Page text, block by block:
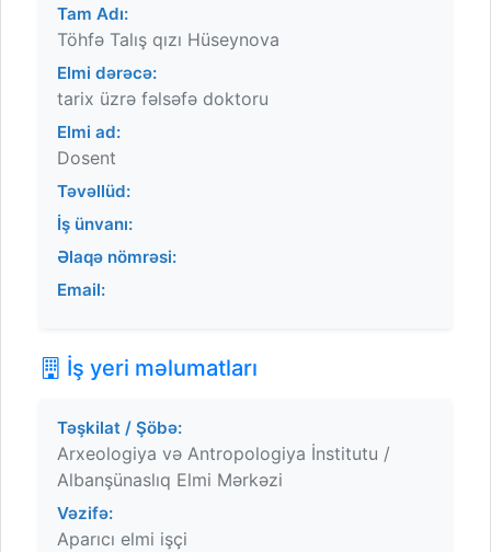
Tam Adı:
Töhfə Talış qızı Hüseynova
Elmi dərəcə:
tarix üzrə fəlsəfə doktoru
Elmi ad:
Dosent
Təvəllüd:
İş ünvanı:
Əlaqə nömrəsi:
Email:
İş yeri məlumatları
Təşkilat / Şöbə:
Arxeologiya və Antropologiya İnstitutu /
Albanşünaslıq Elmi Mərkəzi
Vəzifə:
Aparıcı elmi işçi